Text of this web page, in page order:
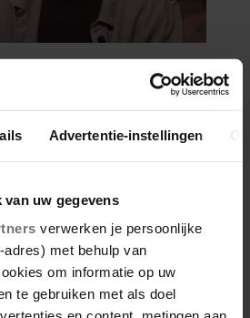
Advertentie-instellingen
uw gegevens
verwerken je persoonlijke
met behulp van
om informatie op uw
te gebruiken met als doel
BEKRITISEERT TIM
GRENS
IVO: ‘EEN BEETJE